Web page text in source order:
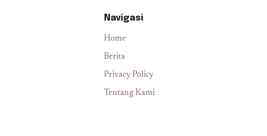
Navigasi
Home
Berita
Privacy Policy
Tentang Kami